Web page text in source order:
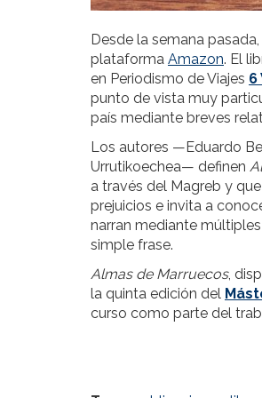
Desde la semana pasada,
plataforma Amazon. El
en Periodismo de Viajes 6
punto de vista muy
país mediante breves
Los autores —Eduardo
Urrutikoechea— definen
a través del Magreb y
prejuicios e invita a
narran mediante
simple frase.
Almas de Marruecos,
la quinta edición del
curso como parte del